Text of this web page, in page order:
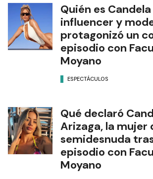
Quién es
influencer y
protagonizó un
episodio con
Moyano
ESPECTÁCULOS
Qué declaró
Arizaga, la mujer
semidesnuda
episodio con
Moyano